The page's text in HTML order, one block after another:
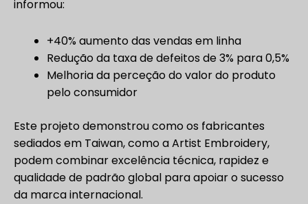
informou:
+40% aumento das vendas em linha
Redução da taxa de defeitos de 3% para 0,5%
Melhoria da perceção do valor do produto
pelo consumidor
Este projeto demonstrou como os fabricantes
sediados em Taiwan, como a Artist Embroidery,
podem combinar excelência técnica, rapidez e
qualidade de padrão global para apoiar o sucesso
da marca internacional.